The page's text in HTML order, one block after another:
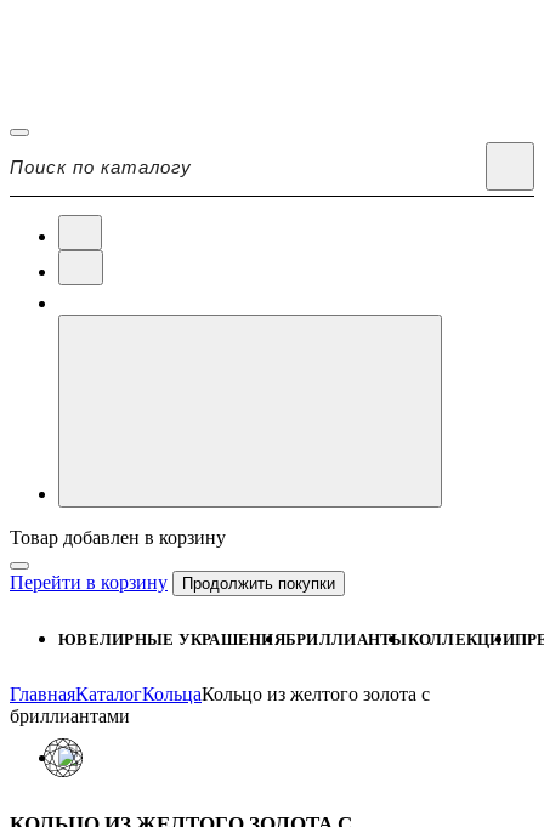
Товар добавлен в корзину
Перейти в корзину Продолжить покупки
ЮВЕЛИРНЫЕ УКРАШЕНИЯБРИЛЛИАНТЫКОЛЛЕКЦИИ
ГлавнаяКаталогКольцаКольцо из желтого золота с
бриллиантами